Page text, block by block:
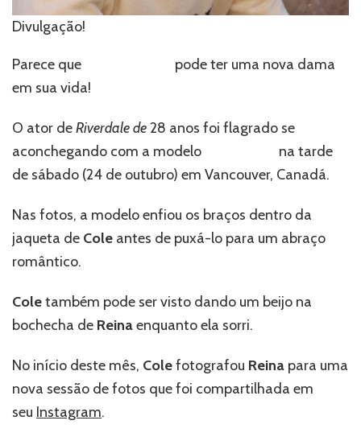
Divulgação!
Parece que
pode ter uma nova dama
em sua vida!
O ator deRiverdale de28 anos foi flagrado se
aconchegando com a modelo
na tarde
de sábado (24 de outubro) em Vancouver, Canadá.
Nas fotos, a modelo enfiou os braços dentro da
jaqueta de Cole antes de puxá-lo para um abraço
romântico.
Coletambém pode ser visto dando um beijo na
bochecha de Reinaenquanto ela sorri.
No início deste mês, Colefotografou Reina para uma
nova sessão de fotos que foi compartilhada em
seu Instagram.